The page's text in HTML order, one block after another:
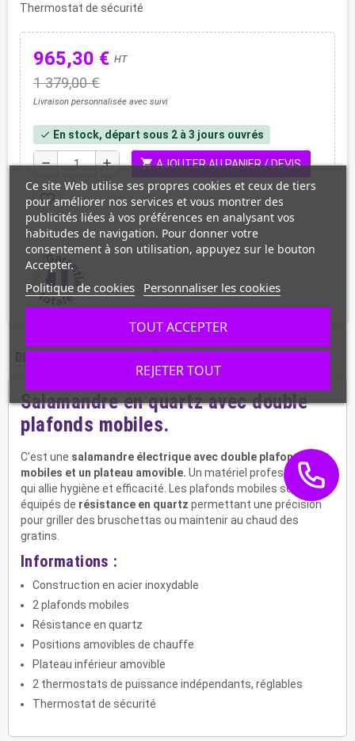
Thermostat de sécurité
965,30 € HT
1 379,00 €
Livraison personnalisée avec suivi
check En stock, départ sous 2 à 3 jours ouvrés
remove add shopping_cartAJOUTER AU PANIER / DEVIS
favorite_border
Salamandre en quartz avec double
plafonds mobiles.
C'est une salamandre électrique avec double plafonds
mobiles et un plateau amovible. Un matériel professionnel
qui allie hygiène et efficacité. Les plafonds mobiles sont
équipés de résistance en quartz permettant une précision
pour griller des bruschettas ou maintenir au chaud des
gratins.
Informations :
Construction en acier inoxydable
2 plafonds mobiles
Résistance en quartz
Positions amovibles de chauffe
Plateau inférieur amovible
2 thermostats de puissance indépendants, réglables
Thermostat de sécurité
Ce site Web utilise ses propres cookies et ceux de tiers
pour améliorer nos services et vous montrer des
publicités liées à vos préférences en analysant vos
habitudes de navigation. Pour donner votre
consentement à son utilisation, appuyez sur le bouton
Accepter.
Politique de cookies Personnaliser les cookies
REJETER TOUT
TOUT ACCEPTER